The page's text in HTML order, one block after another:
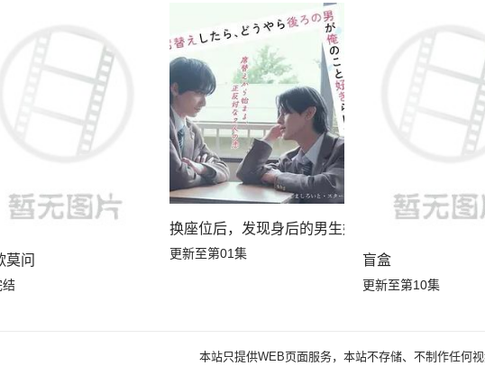
莫问
结
换座位后，发现身后的男生好像喜欢我
更新至第01集 盲盒
更新至第10集
本站只提供WEB页面服务，本站不存储、不制作任何视